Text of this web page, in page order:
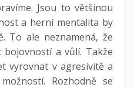
Jsou to většinou
a herní mentalita by
To ale neznamená, že
a vůlí. Takže
vyrovnat v agresivitě a
Rozhodně se